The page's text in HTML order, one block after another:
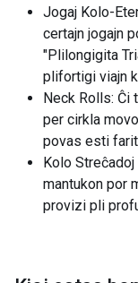
Jogaj Kolo-
certajn jogajn
"Plilongigita
plifortigi viajn
Neck Rolls: Ĉi
per cirkla
povas esti
Kolo
mantukon por
provizi pli